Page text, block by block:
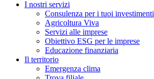
I nostri servizi
Consulenza per i tuoi investimenti
Agricoltura Viva
Servizi alle imprese
Obiettivo ESG per le imprese
Educazione finanziaria
Il territorio
Emergenza clima